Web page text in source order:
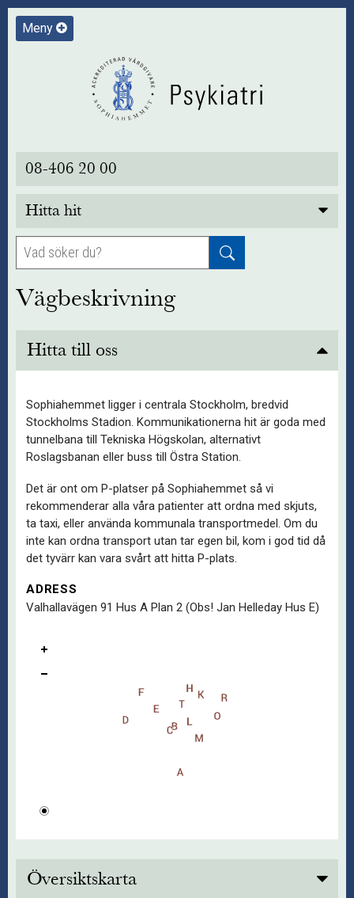
Meny
08-406 20 00
Hitta hit
Vägbeskrivning
Hitta till oss
Sophiahemmet ligger i centrala Stockholm, bredvid
Stockholms Stadion. Kommunikationerna hit är goda med
tunnelbana till Tekniska Högskolan, alternativt
Roslagsbanan eller buss till Östra Station.
Det är ont om P-platser på Sophiahemmet så vi
rekommenderar alla våra patienter att ordna med skjuts,
ta taxi, eller använda kommunala transportmedel. Om du
inte kan ordna transport utan tar egen bil, kom i god tid då
det tyvärr kan vara svårt att hitta P-plats.
ADRESS
Valhallavägen 91 Hus A Plan 2 (Obs! Jan Helleday Hus E)
Översiktskarta